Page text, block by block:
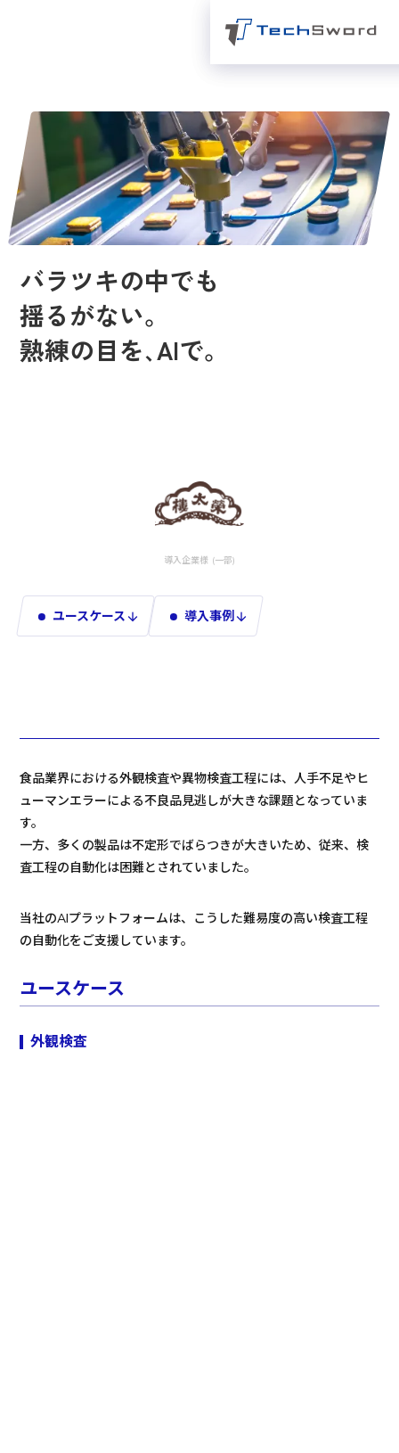
バラツキの中でも
揺るがない。
熟練の目を､AIで。
導入企業様 (一部)
ユースケース arrow_downward 導入事例 arrow_downward
食品業界における外観検査や異物検査工程には、人手不足やヒ
ューマンエラーによる不良品見逃しが大きな課題となっていま
す。
一方、多くの製品は不定形でばらつきが大きいため、従来、検
査工程の自動化は困難とされていました。
当社のAIプラットフォームは、こうした難易度の高い検査工程
の自動化をご支援しています。
ユースケース
外観検査